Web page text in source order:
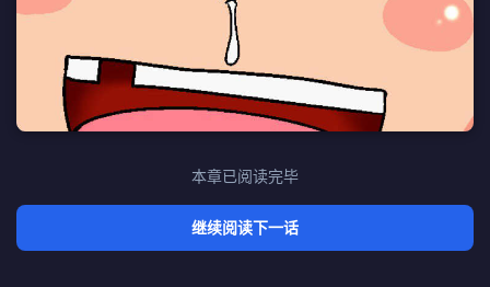
本章已阅读完毕
继续阅读下一话